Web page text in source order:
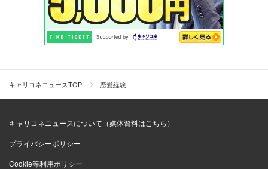
キャリコネニュースTOP 恋愛経験
キャリコネニュースについて（媒体資料はこちら）
プライバシーポリシー
Cookie等利用ポリシー